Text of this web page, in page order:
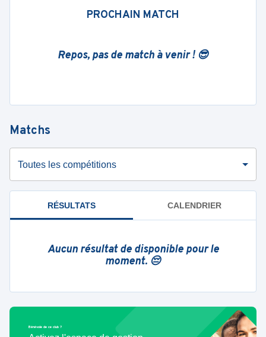
PROCHAIN MATCH
Repos, pas de match à venir ! 😎
Matchs
Toutes les compétitions
RÉSULTATS CALENDRIER
Aucun résultat de disponible pour le
moment. 😔
Bénévole de ce club ?